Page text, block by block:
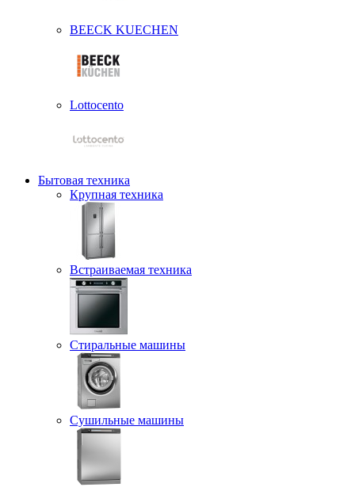
BEECK KUECHEN
Lottocento
Бытовая техника
Крупная техника
Встраиваемая техника
Стиральные машины
Сушильные машины